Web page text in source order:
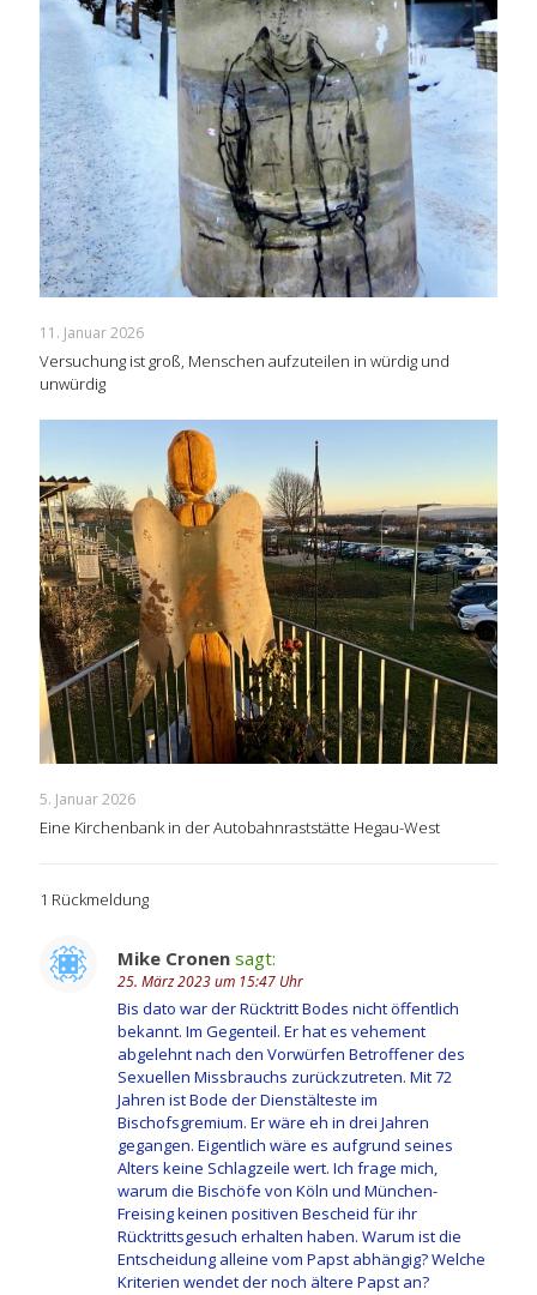
11. Januar 2026
Versuchung ist groß, Menschen aufzuteilen in würdig und
unwürdig
5. Januar 2026
Eine Kirchenbank in der Autobahnraststätte Hegau-West
1 Rückmeldung
Mike Cronen sagt:
25. März 2023 um 15:47 Uhr
Bis dato war der Rücktritt Bodes nicht öffentlich
bekannt. Im Gegenteil. Er hat es vehement
abgelehnt nach den Vorwürfen Betroffener des
Sexuellen Missbrauchs zurückzutreten. Mit 72
Jahren ist Bode der Dienstälteste im
Bischofsgremium. Er wäre eh in drei Jahren
gegangen. Eigentlich wäre es aufgrund seines
Alters keine Schlagzeile wert. Ich frage mich,
warum die Bischöfe von Köln und München-
Freising keinen positiven Bescheid für ihr
Rücktrittsgesuch erhalten haben. Warum ist die
Entscheidung alleine vom Papst abhängig? Welche
Kriterien wendet der noch ältere Papst an?